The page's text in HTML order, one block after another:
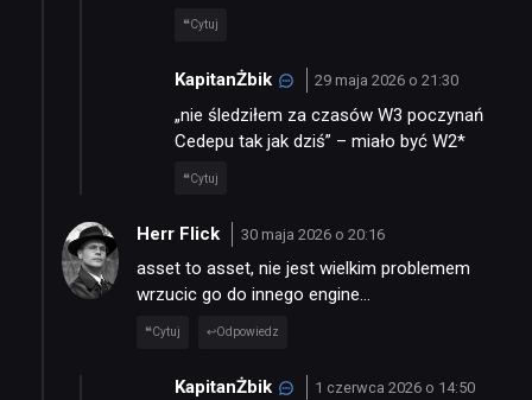
Cytuj
KapitanŻbik 29 maja 2026 o 21:30
„nie śledziłem za czasów W3 poczynań
Cedepu tak jak dziś” – miało być W2*
Cytuj
Herr Flick 30 maja 2026 o 20:16
asset to asset, nie jest wielkim problemem
wrzucic go do innego engine…
Cytuj Odpowiedz
KapitanŻbik 1 czerwca 2026 o 14:50